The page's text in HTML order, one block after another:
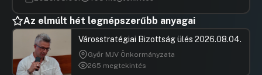
Az elmúlt hét legnépszerűbb anyagai
Városstratégiai Bizottság ülés 2026.08.04.
Győr MJV Önkormányzata
265 megtekintés